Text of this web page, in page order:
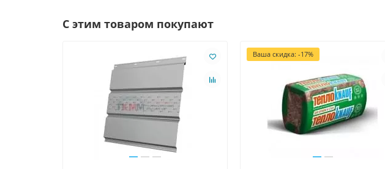
С этим товаром покупают
Ваша скидка: -17%